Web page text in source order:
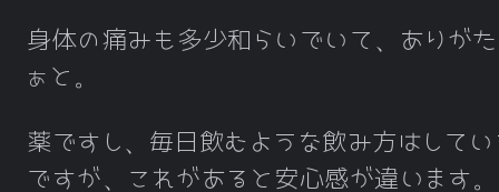
身体の痛みも多少和らいでいて、ありが
ぁと。
薬ですし、毎日飲むような飲み方はして
ですが、これがあると安心感が違います。